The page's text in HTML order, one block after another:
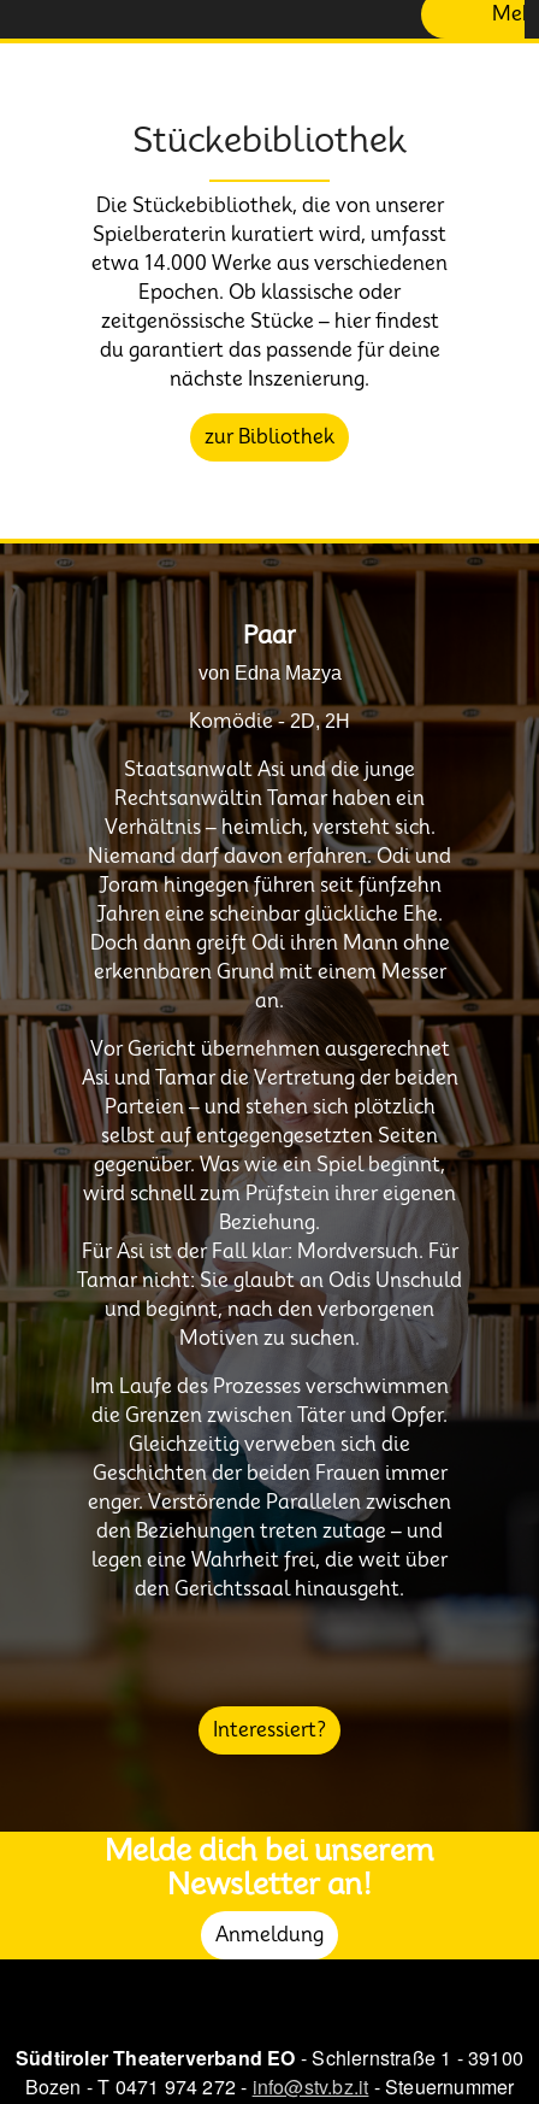
Stückebibliothek
Die Stückebibliothek, die von unserer
Spielberaterin kuratiert wird, umfasst
etwa 14.000 Werke aus verschiedenen
Epochen. Ob klassische oder
zeitgenössische Stücke – hier findest
du garantiert das passende für deine
nächste Inszenierung.
zur Bibliothek
Paar
von Edna Mazya
Komödie -2D, 2H
Staatsanwalt Asi und die junge
Rechtsanwältin Tamar haben ein
Verhältnis – heimlich, versteht sich.
Niemand darf davon erfahren. Odi und
Joram hingegen führen seit fünfzehn
Jahren eine scheinbar glückliche Ehe.
Doch dann greift Odi ihren Mann ohne
erkennbaren Grund mit einem Messer
an.
Vor Gericht übernehmen ausgerechnet
Asi und Tamar die Vertretung der beiden
Parteien – und stehen sich plötzlich
selbst auf entgegengesetzten Seiten
gegenüber. Was wie ein Spiel beginnt,
wird schnell zum Prüfstein ihrer eigenen
Beziehung.
Für Asi ist der Fall klar: Mordversuch. Für
Tamar nicht: Sie glaubt an Odis Unschuld
und beginnt, nach den verborgenen
Motiven zu suchen.
Im Laufe des Prozesses verschwimmen
die Grenzen zwischen Täter und Opfer.
Gleichzeitig verweben sich die
Geschichten der beiden Frauen immer
enger. Verstörende Parallelen zwischen
den Beziehungen treten zutage – und
legen eine Wahrheit frei, die weit über
den Gerichtssaal hinausgeht.
Interessiert?
Melde dich bei unserem
Newsletter an!
Anmeldung
Südtiroler Theaterverband EO - Schlernstraße 1 - 39100
Bozen - T 0471 974 272 - info@stv.bz.it - Steuernummer